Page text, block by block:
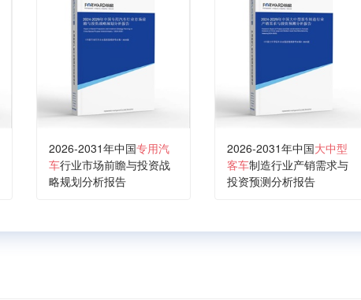
2026-2031年中国专用汽
车行业市场前瞻与投资战
略规划分析报告
2026-2031年中国大中型
客车制造行业产销需求与
投资预测分析报告